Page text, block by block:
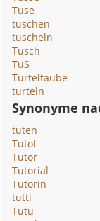
Tuse
tuschen
tuscheln
Tusch
TuS
Turteltaube
turteln
Synonyme
tuten
Tutol
Tutor
Tutorial
Tutorin
tutti
Tutu